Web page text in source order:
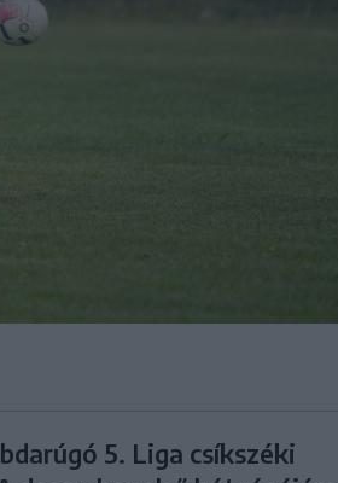
5. Liga csíkszéki